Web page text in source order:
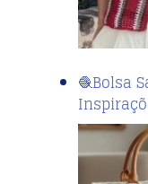
🧶Bolsa